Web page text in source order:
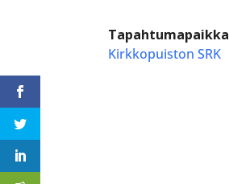
Tapahtumapaikka
Kirkkopuiston SRK